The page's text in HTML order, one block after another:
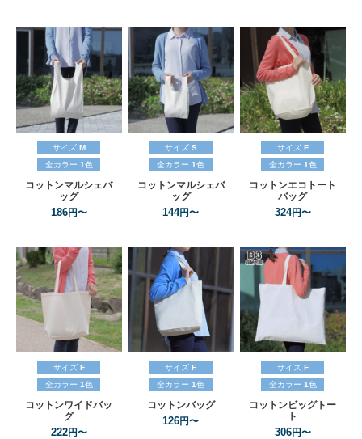
サイズ M
全カラー 1色
コットンマルシェバ
ッグ
186円〜
サイズ S
全カラー 1色
コットンマルシェバ
ッグ
144円〜
サイズ F
全カラー 1色
コットンエコトート
バッグ
324円〜
サイズ F
全カラー 1色
コットンワイドバッ
グ
222円〜
サイズ F
全カラー 1色
コットンバッグ
126円〜
サイズ F
全カラー 1色
コットンビッグトー
ト
306円〜